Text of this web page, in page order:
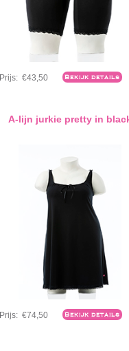
Prijs: €43,50 Bekijk details
A-lijn jurkie pretty in
Prijs: €74,50 Bekijk details